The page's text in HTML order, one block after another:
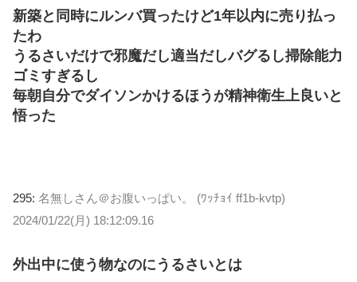
新築と同時にルンバ買ったけど1年以内に売り払っ
たわ
うるさいだけで邪魔だし適当だしバグるし掃除能力
ゴミすぎるし
毎朝自分でダイソンかけるほうが精神衛生上良いと
悟った
295: 名無しさん＠お腹いっぱい。 (ﾜｯﾁｮｲ ff1b-kvtp)
2024/01/22(月) 18:12:09.16
外出中に使う物なのにうるさいとは